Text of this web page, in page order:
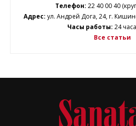
Телефон: 22 40 00 40
Адрес: ул. Андрей Дога, 24, г.
Часы работы: 24
Все статьи